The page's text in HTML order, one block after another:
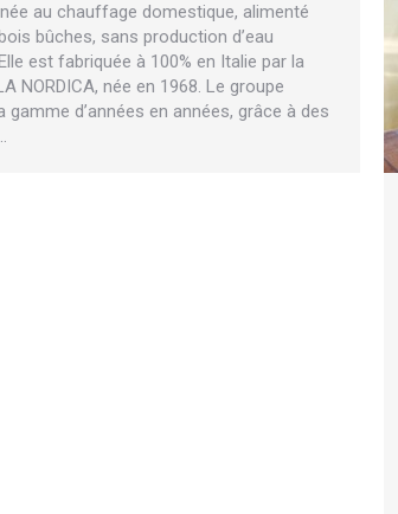
au chauffage domestique, alimenté
bûches, sans production d’eau
est fabriquée à 100% en Italie par la
NORDICA, née en 1968. Le groupe
d’années en années, grâce à des